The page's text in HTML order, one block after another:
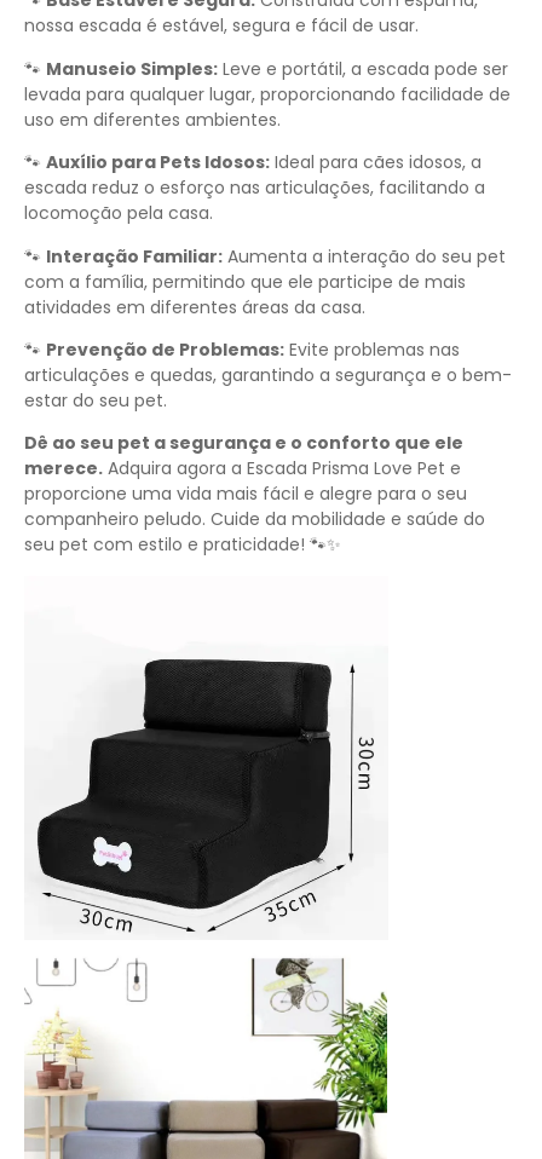
nossa escada é estável, segura e fácil de usar.
🐾 Manuseio Simples: Leve e portátil, a escada pode ser
levada para qualquer lugar, proporcionando facilidade de
uso em diferentes ambientes.
🐾 Auxílio para Pets Idosos: Ideal para cães idosos, a
escada reduz o esforço nas articulações, facilitando a
locomoção pela casa.
🐾 Interação Familiar: Aumenta a interação do seu pet
com a família, permitindo que ele participe de mais
atividades em diferentes áreas da casa.
🐾 Prevenção de Problemas: Evite problemas nas
articulações e quedas, garantindo a segurança e o bem-
estar do seu pet.
Dê ao seu pet a segurança e o conforto que ele
merece. Adquira agora a Escada Prisma Love Pet e
proporcione uma vida mais fácil e alegre para o seu
companheiro peludo. Cuide da mobilidade e saúde do
seu pet com estilo e praticidade! 🐾✨